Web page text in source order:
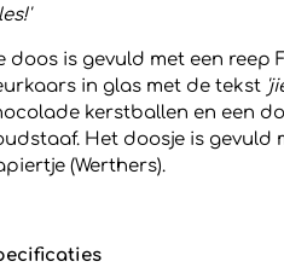
doos is gevuld met een reep
in glas met de tekst
kerstballen en een
Het doosje is gevuld
(Werthers).